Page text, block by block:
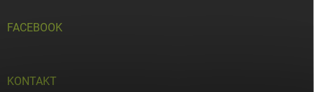
FACEBOOK
KONTAKT